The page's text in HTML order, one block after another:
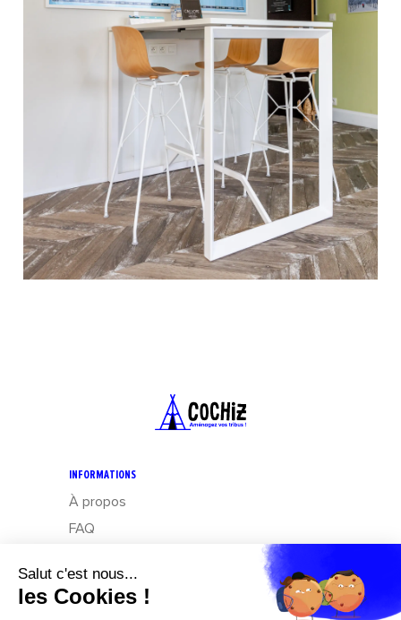
INFORMATIONS
À propos
FAQ
Mentions légales
Données personnelles : Exercez vos droits